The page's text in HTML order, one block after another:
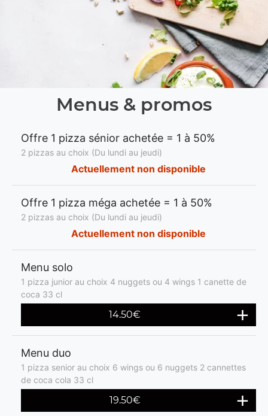
Menus & promos
Offre 1 pizza sénior achetée = 1 à 50%
2 pizzas au choix (Du lundi au jeudi)
Actuellement non disponible
Offre 1 pizza méga achetée = 1 à 50%
2 pizzas au choix (Du lundi au jeudi)
Actuellement non disponible
Menu solo
1 pizza junior au choix 4 nuggets ou 4 wings 1 canette de
coca 33 cl
14.50€
Menu duo
1 pizza senior au choix 6 wings ou 6 nuggets 2 cannettes
de coca cola 33 cl
19.50€